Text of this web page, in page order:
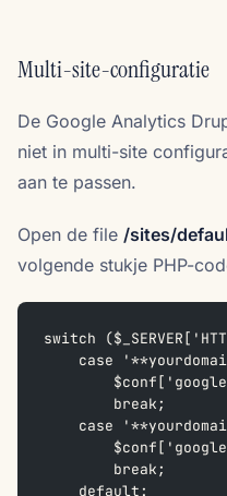
Multi-site-configuratie
De Google Analytics
niet in multi-site
aan te passen.
Open de file /sites/
volgende stukje PHP-
switch
case
        break;
case
        break;
    default: